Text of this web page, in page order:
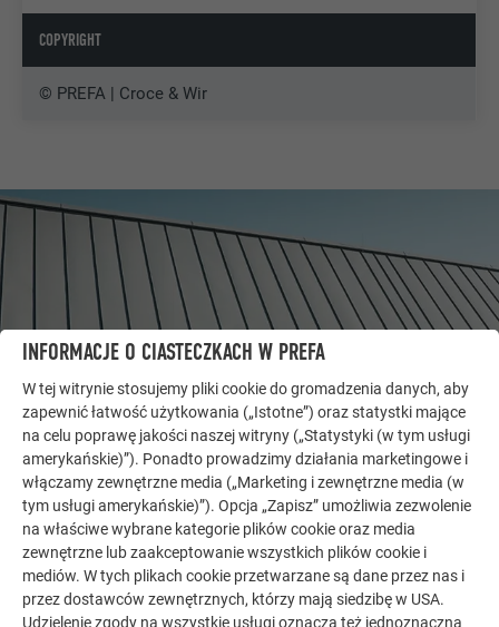
COPYRIGHT
© PREFA | Croce & Wir
DAJ SIĘ ZAINSPIROWAĆ
DALSZE OBIEKTY
Galeria referencyjna PREFA pokazuje, jak
wszechstronne może być zastosowanie aluminium.
Odkryj więcej imponujących projektów z trwałymi
INFORMACJE O CIASTECZKACH W PREFA
W tej witrynie stosujemy pliki cookie do gromadzenia danych, aby
zapewnić łatwość użytkowania („Istotne”) oraz statystki mające
na celu poprawę jakości naszej witryny („Statystyki (w tym usługi
amerykańskie)”). Ponadto prowadzimy działania marketingowe i
włączamy zewnętrzne media („Marketing i zewnętrzne media (w
tym usługi amerykańskie)”). Opcja „Zapisz” umożliwia zezwolenie
na właściwe wybrane kategorie plików cookie oraz media
zewnętrzne lub zaakceptowanie wszystkich plików cookie i
mediów. W tych plikach cookie przetwarzane są dane przez nas i
przez dostawców zewnętrznych, którzy mają siedzibę w USA.
Udzielenie zgody na wszystkie usługi oznacza też jednoznaczną